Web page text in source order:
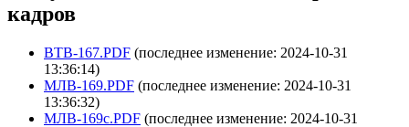
кадров
ВТВ-167.PDF (последнее изменение: 2024-10-31
13:36:14)
МЛВ-169.PDF (последнее изменение: 2024-10-31
13:36:32)
МЛВ-169с.PDF (последнее изменение: 2024-10-31